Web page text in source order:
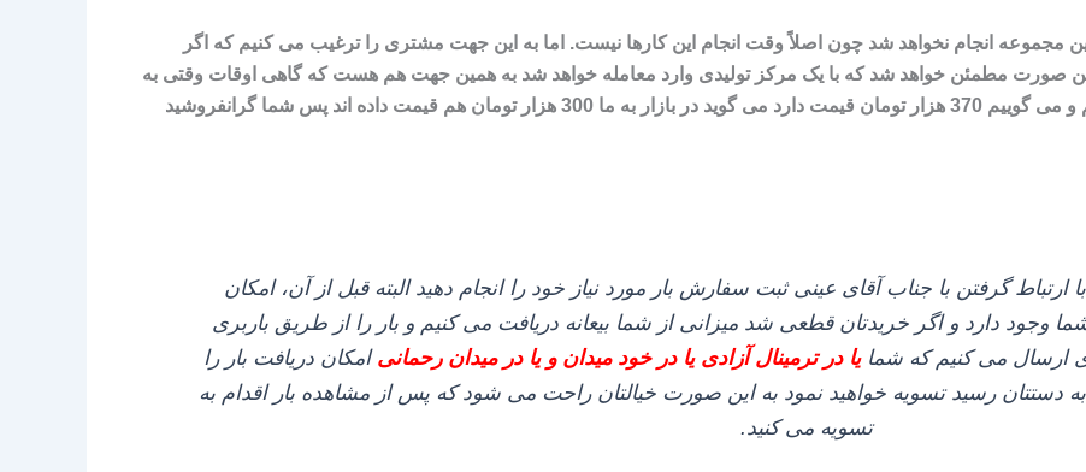
این مجموعه انجام نخواهد شد چون اصلاً وقت انجام این کارها نیست. اما به این جهت مشتری را ترغیب می‌ کنیم که اگر
صورت مطمئن خواهد شد که با یک مرکز تولیدی وارد معامله خواهد شد به همین جهت هم هست که گاهی اوقات وقتی به
مشتری قیمت محصول دست‌چین باغدار را می‌ دهیم و می‌ گوییم 370 هزار تومان قیمت دارد می‌ گوید در بازار به ما 300 هزار تومان هم قیمت داده اند پس شما گرانفروشید
ارتباط گرفتن با جناب آقای عینی ثبت سفارش بار مورد نیاز خود را انجام دهید البته قبل از آن، امکان
وجود دارد و اگر خریدتان قطعی شد میزانی از شما بیعانه دریافت می‌ کنیم و بار را از طریق باربری
ارسال می‌ کنیم که شمایا در ترمینال آزادی یا در خود میدان و یا در میدان رحمانی امکان دریافت بار را
دستتان رسید تسویه خواهید نمود به این صورت خیالتان راحت می‌ شود که پس از مشاهده بار اقدام به
تسویه می‌ کنید.